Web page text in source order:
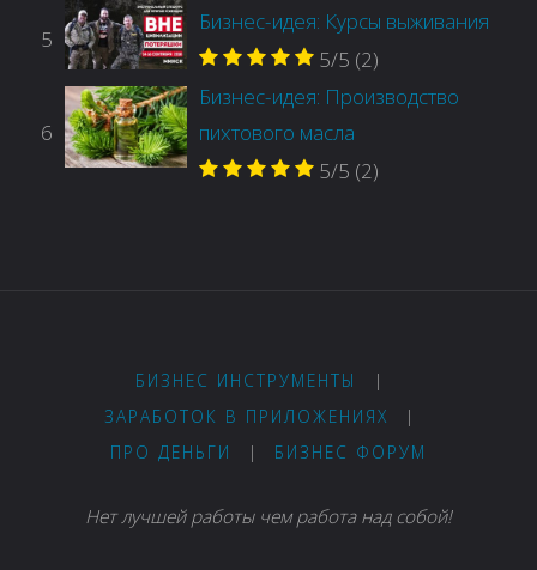
5
Бизнес-идея: Курсы выживания
5/5 (2)
6
Бизнес-идея: Производство
пихтового масла
5/5 (2)
БИЗНЕС ИНСТРУМЕНТЫ
|
ЗАРАБОТОК В ПРИЛОЖЕНИЯХ
|
ПРО ДЕНЬГИ
| БИЗНЕС ФОРУМ
Нет лучшей работы чем работа над собой!